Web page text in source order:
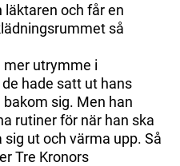
läktaren och får en
så
utrymme i
hade satt ut hans
sig. Men han
rutiner för när han ska
ut och värma upp. Så
Tre Kronors